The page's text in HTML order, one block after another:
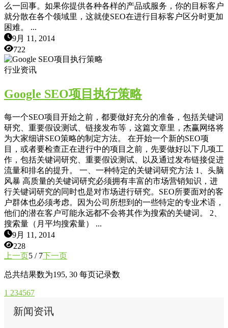
么一回事。如果你提供各种各样的产品或服务，你的目标客户
就分散在各个领域里，这就使SEO在进行目标客户区分时更加
困难。 ...
9月 11, 2014
722
行业资讯
Google SEO项目执行策略
每一个SEO项目开始之前，都要做好充分的准备，包括关键词
研究、重要假设测试、链接发布等，这篇文章里，杰赢网络将
为大家细讲SEO策略的制定方法。 在开始一个新的SEO项
目，或者要检查正在进行中的项目之前，先要做好以下几项工
作，包括关键词研究、重要假设测试、以及通过发布链接促进
流量和排名的提升。 一、一种特定的关键词研究方法 1、头脑
风暴 高质量的关键词研究必须拥有丰富的市场营销知识，进
行关键词研究的同时也是对市场进行研究。SEO所要面对的客
户群体也必须考虑。因为公司所想到的一些特定的专业术语，
他们的潜在客户可能永远都不会将其作为搜索的关键词。 2、
搜索量（月平均搜索量） ...
9月 11, 2014
228
上一页5 / 7下一页
总共结果数为195, 30 每页记录数
1 234567
新闻资讯